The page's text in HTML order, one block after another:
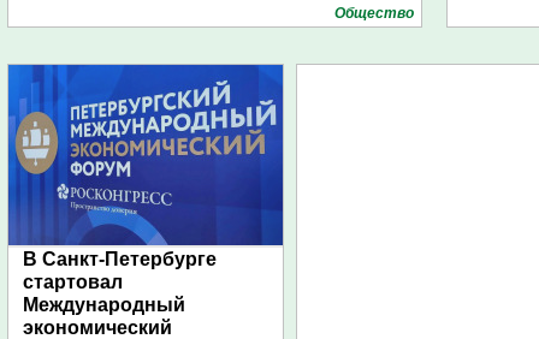
Общество
В Санкт-Петербурге
стартовал
Международный
экономический